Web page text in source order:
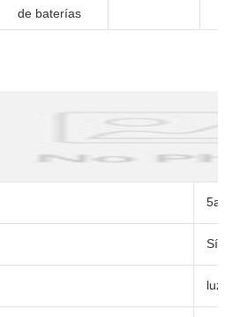
de baterías
5años
Sí
luz